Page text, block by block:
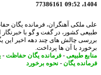
77386161
ملکی آهنگران، فرمانده یگان حفاظت
کشور، در گفت و گو با خبرنگار
چالش های چند دهه اخیر این یگان
با آن ها پرداخت.
طبیعی-فرمانده یگان حفاظت-
یگان -نحوه برخورد